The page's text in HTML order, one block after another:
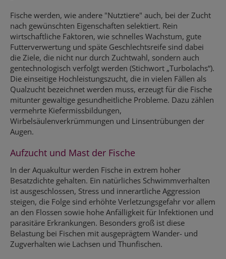
Fische werden, wie andere "Nutztiere" auch, bei der Zucht
nach gewünschten Eigenschaften selektiert. Rein
wirtschaftliche Faktoren, wie schnelles Wachstum, gute
Futterverwertung und späte Geschlechtsreife sind dabei
die Ziele, die nicht nur durch Zuchtwahl, sondern auch
gentechnologisch verfolgt werden (Stichwort „Turbolachs“).
Die einseitige Hochleistungszucht, die in vielen Fällen als
Qualzucht bezeichnet werden muss, erzeugt für die Fische
mitunter gewaltige gesundheitliche Probleme. Dazu zählen
vermehrte Kiefermissbildungen,
Wirbelsäulenverkrümmungen und Linsentrübungen der
Augen.
Aufzucht und Mast der Fische
In der Aquakultur werden Fische in extrem hoher
Besatzdichte gehalten. Ein natürliches Schwimmverhalten
ist ausgeschlossen, Stress und innerartliche Aggression
steigen, die Folge sind erhöhte Verletzungsgefahr vor allem
an den Flossen sowie hohe Anfälligkeit für Infektionen und
parasitäre Erkrankungen. Besonders groß ist diese
Belastung bei Fischen mit ausgeprägtem Wander- und
Zugverhalten wie Lachsen und Thunfischen.